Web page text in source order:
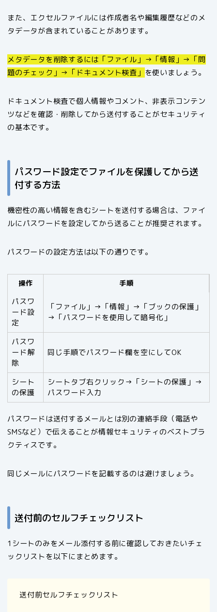
また、エクセルファイルには作成者名や編集履歴などのメ
タデータが含まれていることがあります。
メタデータを削除するには「ファイル」→「情報」→「問
題のチェック」→「ドキュメント検査」 を使いましょう。
ドキュメント検査で個人情報やコメント、非表示コンテン
ツなどを確認・削除してから送付することがセキュリティ
の基本です。
パスワード設定でファイルを保護してから送
付する方法
機密性の高い情報を含むシートを送付する場合は、ファイ
ルにパスワードを設定してから送ることが推奨されます。
パスワードの設定方法は以下の通りです。
操作 手順
パスワ
ード設
定
「ファイル」→「情報」→「ブックの保護」
→「パスワードを使用して暗号化」
パスワ
ード解
除
同じ手順でパスワード欄を空にしてOK
シート
の保護
シートタブ右クリック→「シートの保護」→
パスワード入力
パスワードは送付するメールとは別の連絡手段（電話や
SMSなど）で伝えることが情報セキュリティのベストプラ
クティスです。
同じメールにパスワードを記載するのは避けましょう。
送付前のセルフチェックリスト
1シートのみをメール添付する前に確認しておきたいチェ
ックリストを以下にまとめます。
送付前セルフチェックリスト